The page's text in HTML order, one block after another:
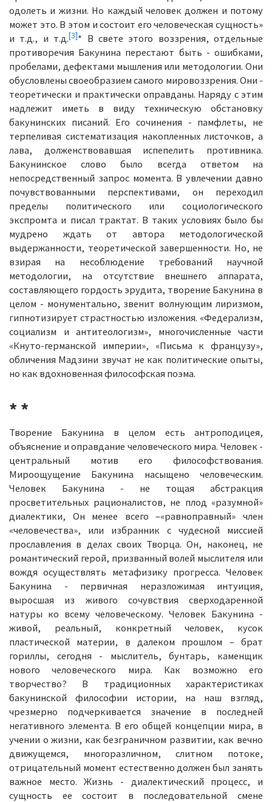
одолеть и жизни. Но каждый человек должен и потому
может это. В этом и состоит его человеческая сущность»
и т.д., и т.д.[3]* В свете этого воззрения, отдельные
противоречия Бакунина перестают быть - ошибками,
пробелами, дефектами мышления или методологии. Они
обусловлены своеобразием самого мировоззрения. Они -
теоретически и практически оправданы. Наряду с этим
надлежит иметь в виду техническую обстановку
бакунинских писаний. Его сочинения - памфлеты, не
терпеливая систематизация накопленных листочков, а
лава, долженствовавшая испепелить противника.
Бакунинское слово было всегда ответом на
непосредственный запрос момента. В увлечении давно
почувствованными перспективами, он переходил
пределы политического или социологического
экспромта и писал трактат. В таких условиях было бы
мудрено ждать от автора методологической
выдержанности, теоретической завершенности. Но, не
взирая на несоблюдение требований научной
методологии, на отсутствие внешнего аппарата,
составляющего гордость эрудита, творение Бакунина в
целом - монументально, звенит волнующим лиризмом,
гипнотизирует страстностью изложения. «Федерализм,
социализм и антитеологизм», многочисленные части
«Кнуто-германской империи», «Письма к французу»,
обличения Мадзини звучат не как политические опыты,
но как вдохновенная философская поэма.
* *
Творение Бакунина в целом есть антроподицея,
объяснение и оправдание человеческого мира. Человек -
центральный мотив его философствования.
Мироощущение Бакунина насыщено человеческим.
Человек Бакунина - не тощая абстракция
просветительных рационалистов, не плод «разумной»
диалектики, Он менее всего –«равноправный» член
«человечества», или избранник с чудесной миссией
прославления в делах своих Творца. Он, наконец, не
романтический герой, призванный волей мыслителя или
вождя осуществлять метафизику прогресса. Человек
Бакунина - первичная неразложимая интуиция,
выросшая из живого сочувствия сверходаренной
натуры ко всему человеческому. Человек Бакунина -
живой, реальный, конкретный человек, кусок
пластической материи, в далеком прошлом – брат
гориллы, сегодня - мыслитель, бунтарь, каменщик
нового человеческого мира. Как возможно его
творчество? В традиционных характеристиках
бакунинской философии истории, на наш взгляд,
чрезмерно подчеркивается значение в последней
негативного элемента. В его общей концепции мира, в
учении о жизни, как безграничном развитии, как вечно
движущемся, многоразличном, слитном потоке,
отрицательный момент естественно должен был занять
важное место. Жизнь - диалектический процесс, и
сущность ее состоит в последовательной смене